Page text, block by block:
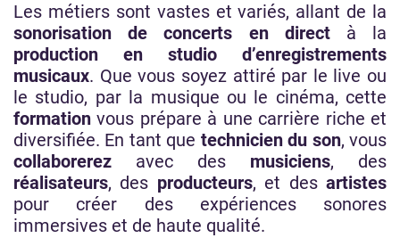
Les métiers sont vastes et variés, allant de la
sonorisation de concerts en directà la
production en studio d’enregistrements
musicaux. Que vous soyez attiré par le live ou
le studio, par la musique ou le cinéma, cette
formation vous prépare à une carrière riche et
diversifiée. En tant que technicien du son, vous
collaborerez avec des musiciens, des
réalisateurs, des producteurs, et desartistes
pour créer des expériences sonores
immersives et de haute qualité.